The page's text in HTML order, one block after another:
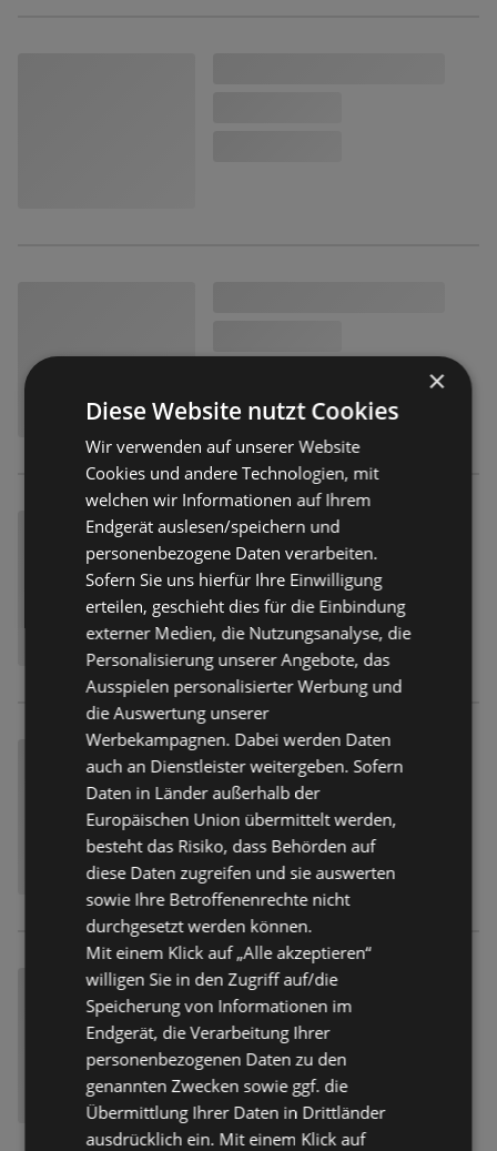
×
Diese Website nutzt Cookies
Wir verwenden auf unserer Website
Cookies und andere Technologien, mit
welchen wir Informationen auf Ihrem
Endgerät auslesen/speichern und
personenbezogene Daten verarbeiten.
Sofern Sie uns hierfür Ihre Einwilligung
erteilen, geschieht dies für die Einbindung
externer Medien, die Nutzungsanalyse, die
Personalisierung unserer Angebote, das
Ausspielen personalisierter Werbung und
die Auswertung unserer
Werbekampagnen. Dabei werden Daten
auch an Dienstleister weitergeben. Sofern
Daten in Länder außerhalb der
Europäischen Union übermittelt werden,
besteht das Risiko, dass Behörden auf
diese Daten zugreifen und sie auswerten
sowie Ihre Betroffenenrechte nicht
durchgesetzt werden können.
Mit einem Klick auf „Alle akzeptieren“
willigen Sie in den Zugriff auf/die
Speicherung von Informationen im
Endgerät, die Verarbeitung Ihrer
personenbezogenen Daten zu den
genannten Zwecken sowie ggf. die
Übermittlung Ihrer Daten in Drittländer
ausdrücklich ein. Mit einem Klick auf